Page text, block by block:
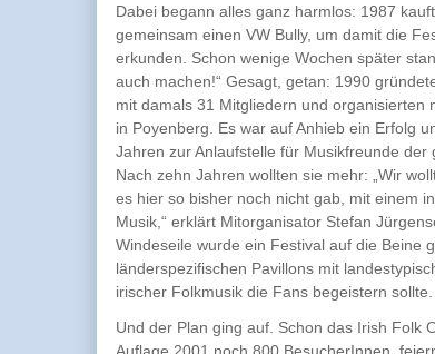
Dabei begann alles ganz harmlos: 1987
gemeinsam einen VW Bully, um damit die
erkunden. Schon wenige Wochen später
auch machen!“ Gesagt, getan: 1990
mit damals 31 Mitgliedern und organisierten
in Poyenberg. Es war auf Anhieb ein Erfolg
Jahren zur Anlaufstelle für Musikfreunde der
Nach zehn Jahren wollten sie mehr: „Wir
es hier so bisher noch nicht gab, mit einem
Musik,“ erklärt Mitorganisator Stefan
Windeseile wurde ein Festival auf die Beine
länderspezifischen Pavillons mit
irischer Folkmusik die Fans begeistern sollte.
Und der Plan ging auf. Schon das Irish Folk
Auflage 2001 noch 800 BesucherInnen,